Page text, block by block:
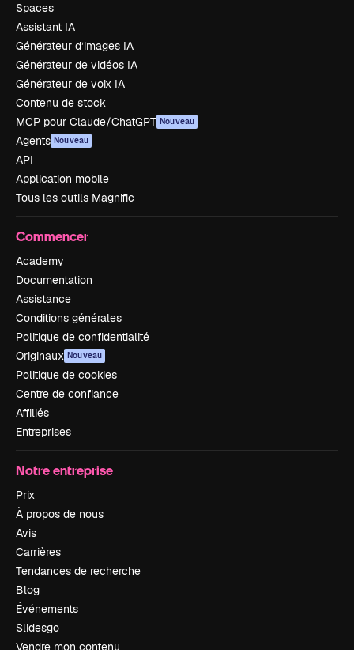
Spaces
Assistant IA
Générateur d’images IA
Générateur de vidéos IA
Générateur de voix IA
Contenu de stock
MCP pour Claude/ChatGPT Nouveau
Agents Nouveau
API
Application mobile
Tous les outils Magnific
Commencer
Academy
Documentation
Assistance
Conditions générales
Politique de confidentialité
Originaux Nouveau
Politique de cookies
Centre de confiance
Affiliés
Entreprises
Notre entreprise
Prix
À propos de nous
Avis
Carrières
Tendances de recherche
Blog
Événements
Slidesgo
Vendre mon contenu